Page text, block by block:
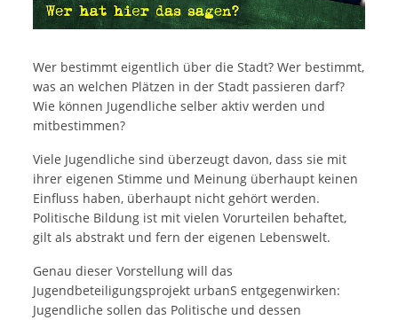
Wer bestimmt eigentlich über die Stadt? Wer bestimmt,
was an welchen Plätzen in der Stadt passieren darf?
Wie können Jugendliche selber aktiv werden und
mitbestimmen?
Viele Jugendliche sind überzeugt davon, dass sie mit
ihrer eigenen Stimme und Meinung überhaupt keinen
Einfluss haben, überhaupt nicht gehört werden.
Politische Bildung ist mit vielen Vorurteilen behaftet,
gilt als abstrakt und fern der eigenen Lebenswelt.
Genau dieser Vorstellung will das
Jugendbeteiligungsprojekt urbanS entgegenwirken:
Jugendliche sollen das Politische und dessen